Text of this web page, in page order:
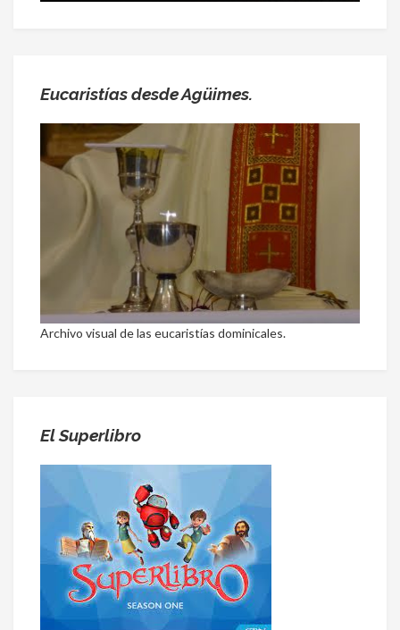
Eucaristías desde Agüimes.
Archivo visual de las eucaristías dominicales.
El Superlibro